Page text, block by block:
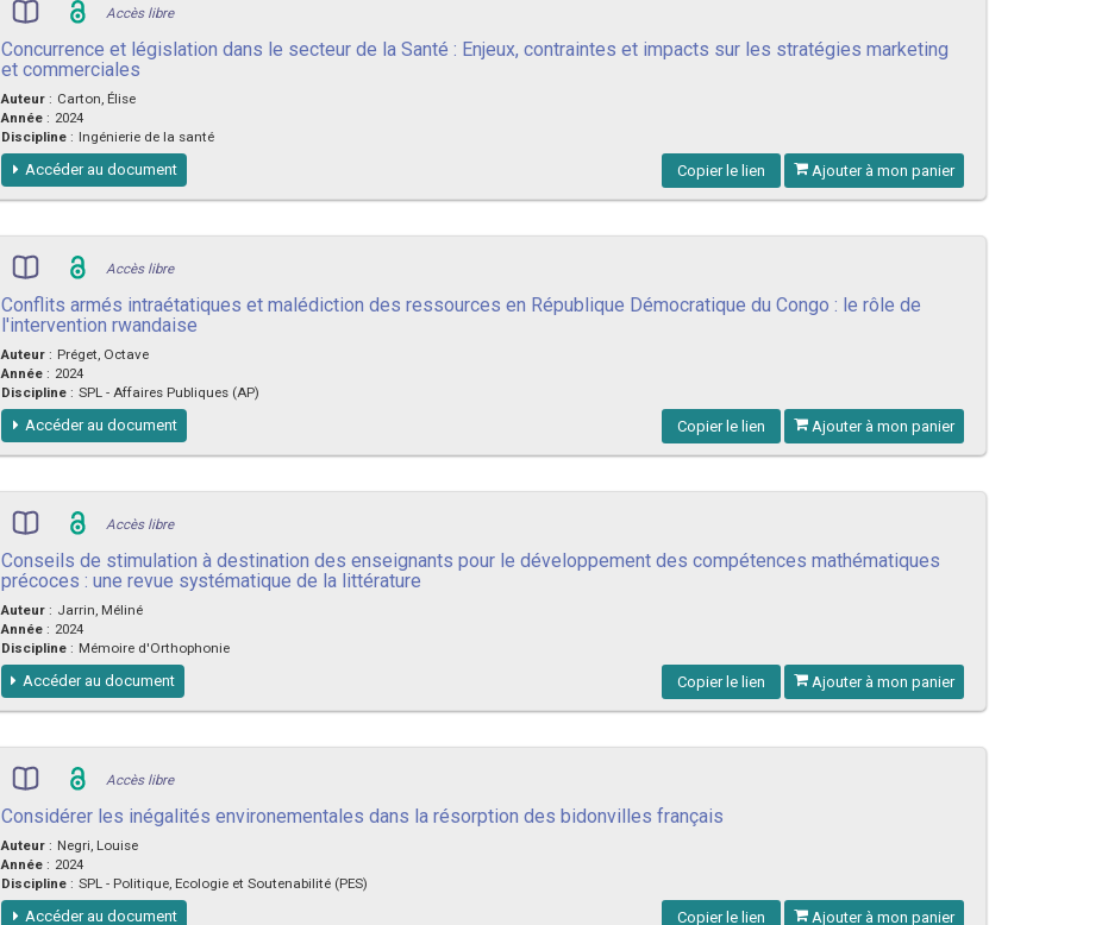
Accès libre
Concurrence et législation dans le secteur de la Santé : Enjeux, contraintes et impacts sur les stratégies marketing
et commerciales
Auteur : Carton, Élise
Année : 2024
Discipline : Ingénierie de la santé
Copier le lien Ajouter à mon panier
Accéder au document
Accès libre
Conflits armés intraétatiques et malédiction des ressources en République Démocratique du Congo : le rôle de
l'intervention rwandaise
Auteur : Préget, Octave
Année : 2024
Discipline : SPL - Affaires Publiques (AP)
Copier le lien Ajouter à mon panier
Accéder au document
Accès libre
Conseils de stimulation à destination des enseignants pour le développement des compétences mathématiques
précoces : une revue systématique de la littérature
Auteur : Jarrin, Méliné
Année : 2024
Discipline : Mémoire d'Orthophonie
Copier le lien Ajouter à mon panier
Accéder au document
Accès libre
Considérer les inégalités environementales dans la résorption des bidonvilles français
Auteur : Negri, Louise
Année : 2024
Discipline : SPL - Politique, Ecologie et Soutenabilité (PES)
Copier le lien Ajouter à mon panier
Accéder au document